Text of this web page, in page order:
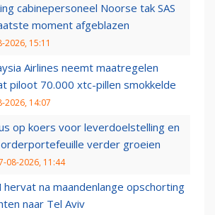
cabinepersoneel Noorse tak SAS
moment afgeblazen
2026, 15:11
Airlines neemt maatregelen
piloot 70.000 xtc-pillen smokkelde
2026, 14:07
op koers voor leverdoelstelling en
verder groeien
08-2026, 11:44
hervat na maandenlange opschorting
naar Tel Aviv